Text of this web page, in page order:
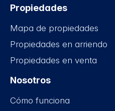
Propiedades
Mapa de propiedades
Propiedades en arriendo
Propiedades en venta
Nosotros
Cómo funciona